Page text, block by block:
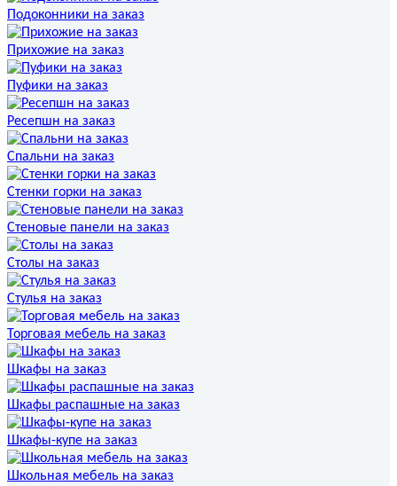
Подоконники на заказ
Прихожие на заказ
Пуфики на заказ
Ресепшн на заказ
Спальни на заказ
Стенки горки на заказ
Стеновые панели на заказ
Столы на заказ
Стулья на заказ
Торговая мебель на заказ
Шкафы на заказ
Шкафы распашные на заказ
Шкафы-купе на заказ
Школьная мебель на заказ